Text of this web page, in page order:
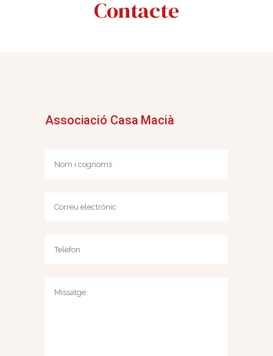
Contacte
Associació Casa Macià